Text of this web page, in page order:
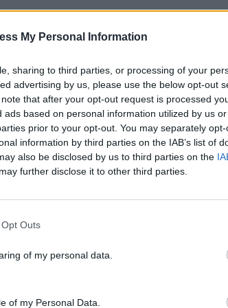
My Personal Information
sharing to third parties, or processing of your
advertising by us, please use the below opt-out
that after your opt-out request is processed
based on personal information utilized by us
prior to your opt-out. You may separately
information by third parties on the IAB’s list of
also be disclosed by us to third parties on the
further disclose it to other third parties.
Outs
of my personal data.
of my Personal Data.